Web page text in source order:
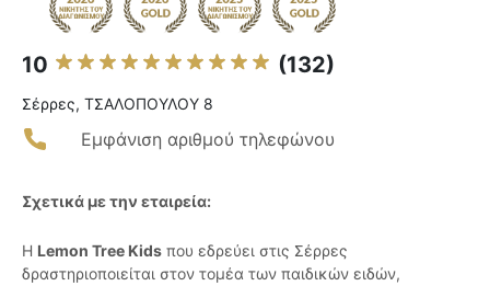
10 (132)
Σέρρες, ΤΣΑΛΟΠΟΥΛΟΥ 8
Εμφάνιση αριθμού τηλεφώνου
Σχετικά με την εταιρεία:
Η Lemon Tree Kids που εδρεύει στις Σέρρες
δραστηριοποιείται στον τομέα των παιδικών ειδών,